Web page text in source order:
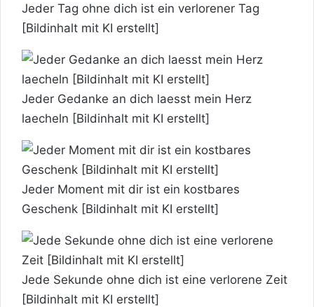
Jeder Tag ohne dich ist ein verlorener Tag
[Bildinhalt mit KI erstellt]
Jeder Gedanke an dich laesst mein Herz
laecheln [Bildinhalt mit KI erstellt]
Jeder Moment mit dir ist ein kostbares
Geschenk [Bildinhalt mit KI erstellt]
Jede Sekunde ohne dich ist eine verlorene Zeit
[Bildinhalt mit KI erstellt]